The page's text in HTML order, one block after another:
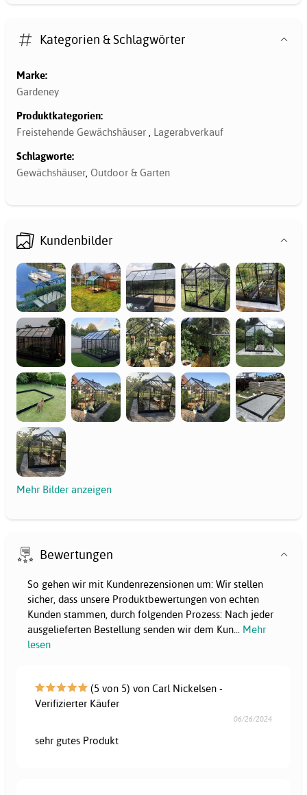
Kategorien & Schlagwörter
Marke:
Gardeney
Produktkategorien:
Freistehende Gewächshäuser , Lagerabverkauf
Schlagworte:
Gewächshäuser, Outdoor & Garten
Kundenbilder
Mehr Bilder anzeigen
Bewertungen
So gehen wir mit Kundenrezensionen um: Wir stellen
sicher, dass unsere Produktbewertungen von echten
Kunden stammen, durch folgenden Prozess: Nach jeder
ausgelieferten Bestellung senden wir dem Kun... Mehr
lesen
(5 von 5) von Carl Nickelsen -
Verifizierter Käufer
06/26/2024
sehr gutes Produkt